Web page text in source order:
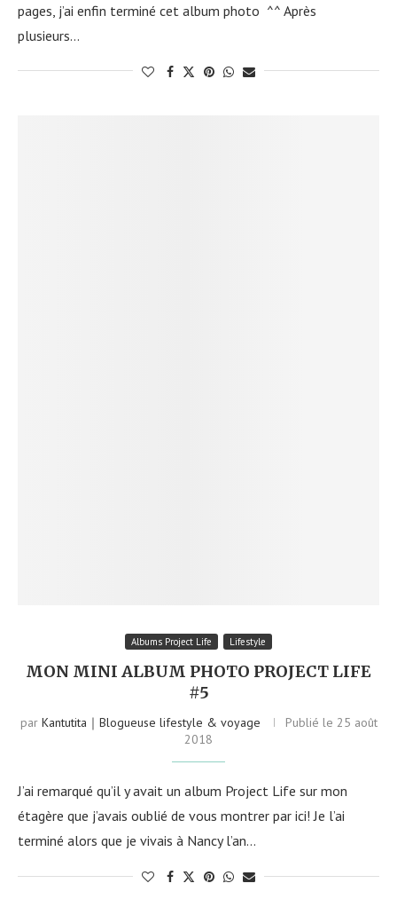
pages, j’ai enfin terminé cet album photo ^^ Après
plusieurs…
Albums Project Life Lifestyle
MON MINI ALBUM PHOTO PROJECT LIFE
#5
par Kantutita｜Blogueuse lifestyle & voyage Publié le 25 août
2018
J’ai remarqué qu’il y avait un album Project Life sur mon
étagère que j’avais oublié de vous montrer par ici! Je l’ai
terminé alors que je vivais à Nancy l’an…